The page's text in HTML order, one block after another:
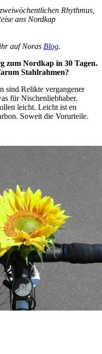
Rhythmus,
ans Nordkap
auf Noras Blog.
Nordkap in 30 Tagen.
Stahlrahmen?
sind Relikte vergangener
für Nischenliebhaber.
leicht. Leicht ist en
Soweit die Vorurteile.